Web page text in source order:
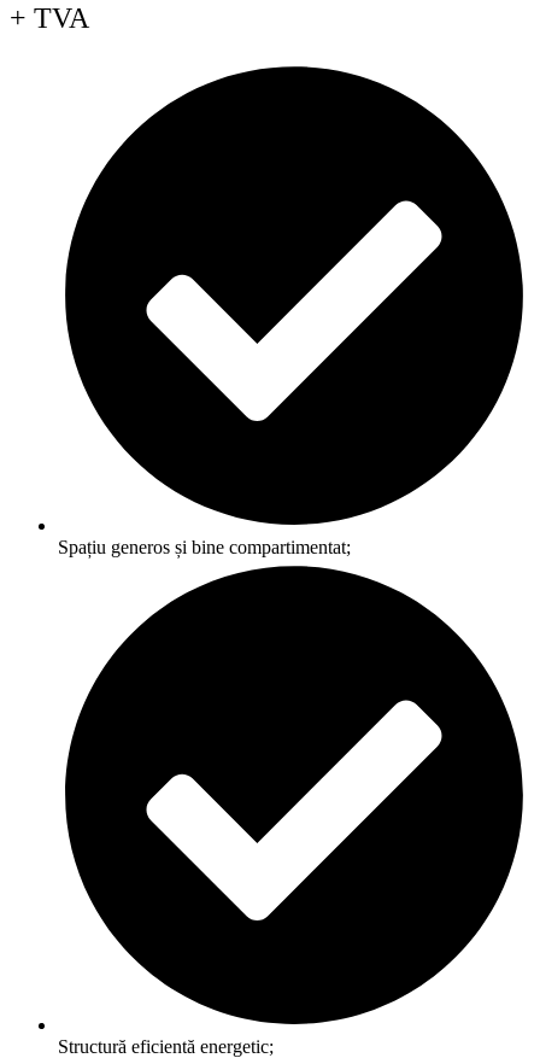
+ TVA
Spațiu generos și bine compartimentat;
Structură eficientă energetic;